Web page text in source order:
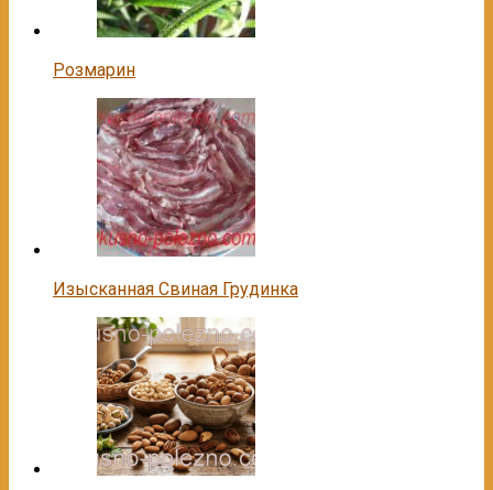
Розмарин
Изысканная Свиная Грудинка